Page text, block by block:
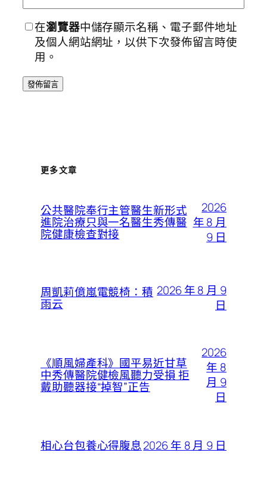
在瀏覽器中儲存顯示名稱、電子郵件地址
及個人網站網址，以供下次發佈留言時使
用。
更多文章
公共醫院奉行主管醫生新形式
進院治療只與一名醫生秀傳醫
院健康檢查對接
2026
年 8 月
9 日
周凱莉億嵐電競椅：積
雨云
2026 年 8 月 9
日
《順風婦產科》國平易近甘草
中秀傳醫院健檢風聽力受損 拒
戴助聽器接“掉智”正告
2026
年 8
月 9
日
相心台包養心得腹息2026 年 8 月 9 日